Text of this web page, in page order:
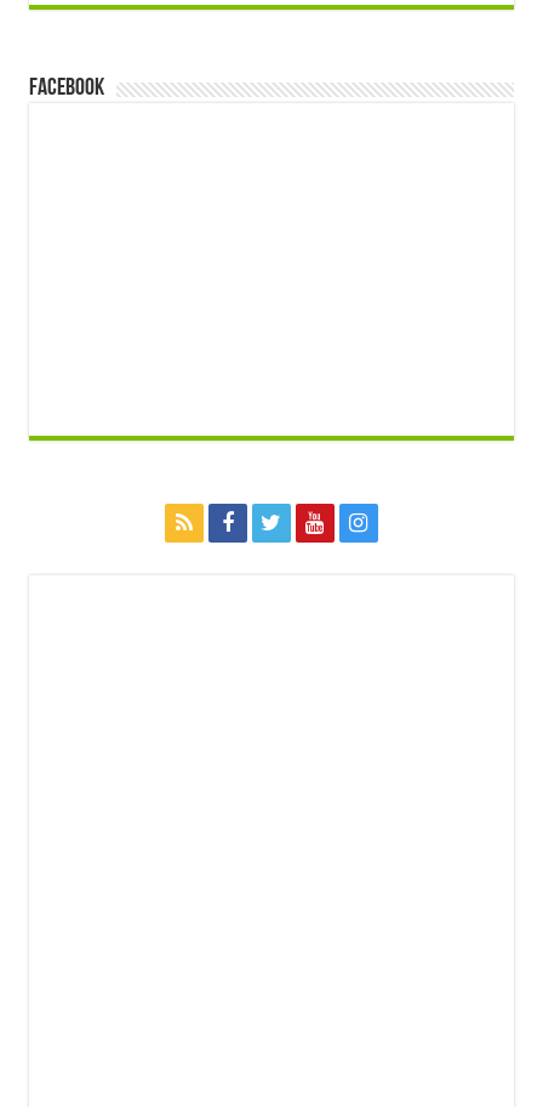
FACEBOOK